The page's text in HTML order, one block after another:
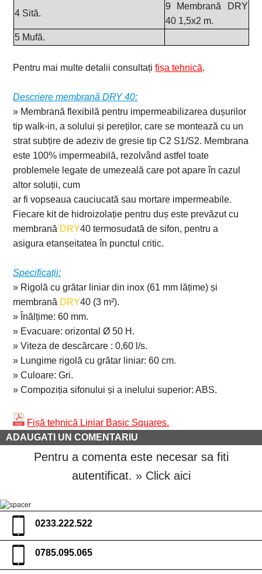
4 Sită.
9 Membrană DRY
40 1,5x2 m.
5 Mufă.
Pentru mai multe detalii consultațifișa tehnică.
Descriere membrană DRY 40:
» Membrană flexibilă pentru impermeabilizarea dușurilor
tip walk-in, a solului și pereților, care se montează cu un
strat subțire de adeziv de gresie tip C2 S1/S2. Membrana
este 100% impermeabilă, rezolvând astfel toate
problemele legate de umezeală care pot apare în cazul
altor soluții, cum
ar fi vopseaua cauciucată sau mortare impermeabile.
Fiecare kit de hidroizolație pentru duș este prevăzut cu
membrană DRY40 termosudată de sifon, pentru a
asigura etanșeitatea în punctul critic.
Specificații:
» Rigolă cu grătar liniar din inox (61 mm lățime) și
membrană DRY40 (3 m²).
» Înălțime: 60 mm.
» Evacuare: orizontal Ø 50 H.
» Viteza de descărcare : 0,60 l/s.
» Lungime rigolă cu grătar liniar: 60 cm.
» Culoare: Gri.
» Compoziția sifonului și a inelului superior: ABS.
Fișă tehnică Liniar Basic Squares.
ADAUGATI UN COMENTARIU
Pentru a comenta este necesar sa fiti
autentificat. » Click aici
0233.222.522
0785.095.065